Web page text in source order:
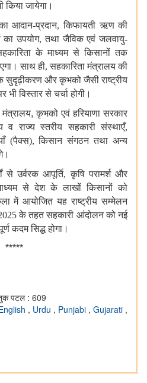
किया जायेगा।
आदान-प्रदान,किफायती ऋण की
का उपयोग,तथा जैविक एवं जलवायु-
के माध्यम से किसानों तक
साथ ही,सहकारिता मंत्रालय की
सुदृढ़ीकरण और कृभको जैसी राष्ट्रीय
भी विस्तार से चर्चा होगी।
मंत्रालय, कृभको एवं हरियाणा सरकार
व राज्य स्तरीय सहकारी संस्थाएँ,
(पैक्स),किसान संगठन तथा अन्य
से उर्वरक आपूर्ति,कृषि परामर्श और
से देश के लाखों किसानों को
में आयोजित यह राष्ट्रीय सम्मेलन
के तहत सहकारी आंदोलन को नई
कदम सिद्ध होगा।
*****
पटल : 609
, Urdu , Punjabi , Gujarati ,